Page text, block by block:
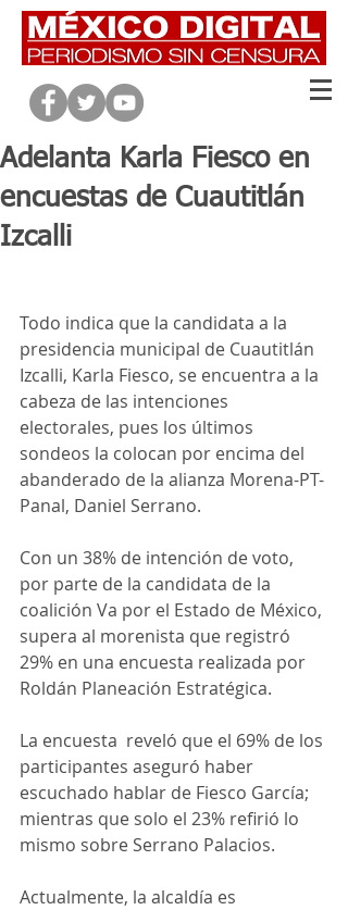
Adelanta Karla Fiesco en
encuestas de Cuautitlán
Izcalli
Todo indica que la candidata a la
presidencia municipal de Cuautitlán
Izcalli, Karla Fiesco, se encuentra a la
cabeza de las intenciones
electorales, pues los últimos
sondeos la colocan por encima del
abanderado de la alianza Morena-PT-
Panal, Daniel Serrano.
Con un 38% de intención de voto,
por parte de la candidata de la
coalición Va por el Estado de México,
supera al morenista que registró
29% en una encuesta realizada por
Roldán Planeación Estratégica.
La encuesta  reveló que el 69% de los
participantes aseguró haber
escuchado hablar de Fiesco García;
mientras que solo el 23% refirió lo
mismo sobre Serrano Palacios.
Actualmente, la alcaldía es